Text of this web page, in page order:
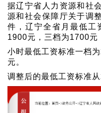
据辽宁省人力资源和社
源和社会保障厅关于调
件，辽宁全省月最低工
1900元，三档为1700元
小时最低工资标准一档
元。
调整后的最低工资标准